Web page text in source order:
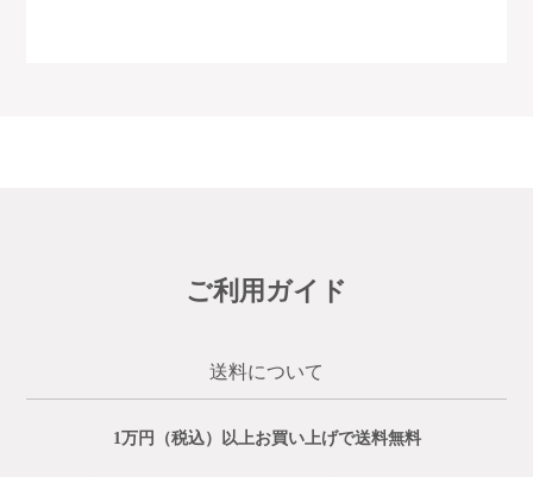
ご利用ガイド
送料について
1万円（税込）以上お買い上げで送料無料